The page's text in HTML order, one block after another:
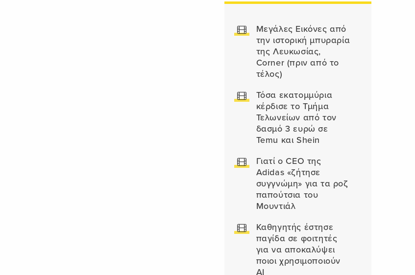
Μεγάλες Εικόνες από
την ιστορική μπυραρία
της Λευκωσίας,
Corner (πριν από το
τέλος)
Τόσα εκατομμύρια
κέρδισε το Τμήμα
Τελωνείων από τον
δασμό 3 ευρώ σε
Temu και Shein
Γιατί ο CEO της
Adidas «ζήτησε
συγγνώμη» για τα ροζ
παπούτσια του
Μουντιάλ
Καθηγητής έστησε
παγίδα σε φοιτητές
για να αποκαλύψει
ποιοι χρησιμοποιούν
AI